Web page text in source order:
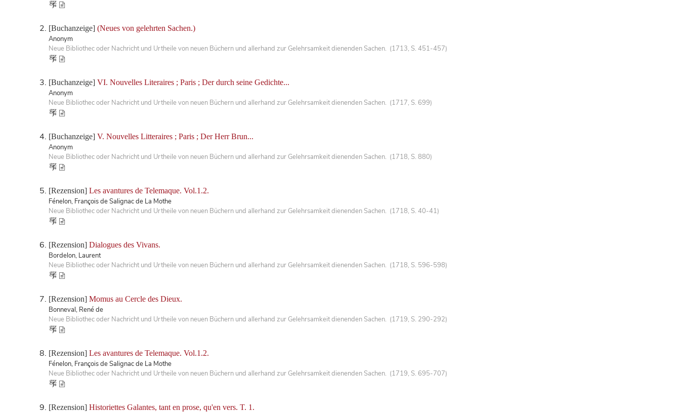
[Buchanzeige] (Neues von gelehrten Sachen.)
Anonym
Neue Bibliothec oder Nachricht und Urtheile von neuen Büchern und allerhand zur Gelehrsamkeit dienenden Sachen. (1713, S. 451-457)
[Buchanzeige] VI. Nouvelles Literaires ; Paris ; Der durch seine Gedichte...
Anonym
Neue Bibliothec oder Nachricht und Urtheile von neuen Büchern und allerhand zur Gelehrsamkeit dienenden Sachen. (1717, S. 699)
[Buchanzeige] V. Nouvelles Litteraires ; Paris ; Der Herr Brun...
Anonym
Neue Bibliothec oder Nachricht und Urtheile von neuen Büchern und allerhand zur Gelehrsamkeit dienenden Sachen. (1718, S. 880)
[Rezension] Les avantures de Telemaque. Vol.1.2.
Fénelon, François de Salignac de La Mothe
Neue Bibliothec oder Nachricht und Urtheile von neuen Büchern und allerhand zur Gelehrsamkeit dienenden Sachen. (1718, S. 40-41)
[Rezension] Dialogues des Vivans.
Bordelon, Laurent
Neue Bibliothec oder Nachricht und Urtheile von neuen Büchern und allerhand zur Gelehrsamkeit dienenden Sachen. (1718, S. 596-598)
[Rezension] Momus au Cercle des Dieux.
Bonneval, René de
Neue Bibliothec oder Nachricht und Urtheile von neuen Büchern und allerhand zur Gelehrsamkeit dienenden Sachen. (1719, S. 290-292)
[Rezension] Les avantures de Telemaque. Vol.1.2.
Fénelon, François de Salignac de La Mothe
Neue Bibliothec oder Nachricht und Urtheile von neuen Büchern und allerhand zur Gelehrsamkeit dienenden Sachen. (1719, S. 695-707)
[Rezension] Historiettes Galantes, tant en prose, qu'en vers. T. 1.